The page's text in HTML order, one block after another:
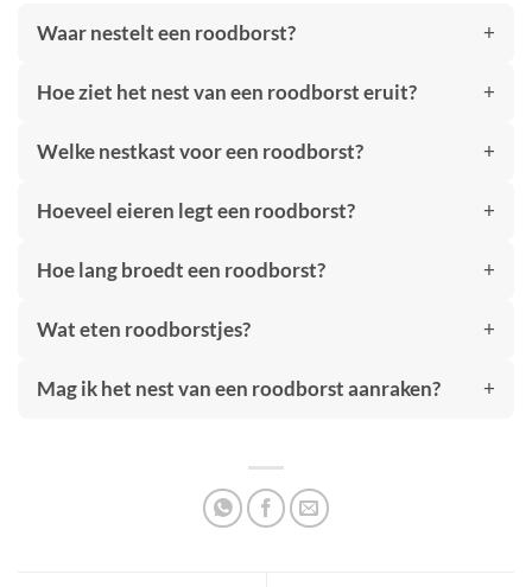
Waar nestelt een roodborst?
Hoe ziet het nest van een roodborst eruit?
Welke nestkast voor een roodborst?
Hoeveel eieren legt een roodborst?
Hoe lang broedt een roodborst?
Wat eten roodborstjes?
Mag ik het nest van een roodborst aanraken?